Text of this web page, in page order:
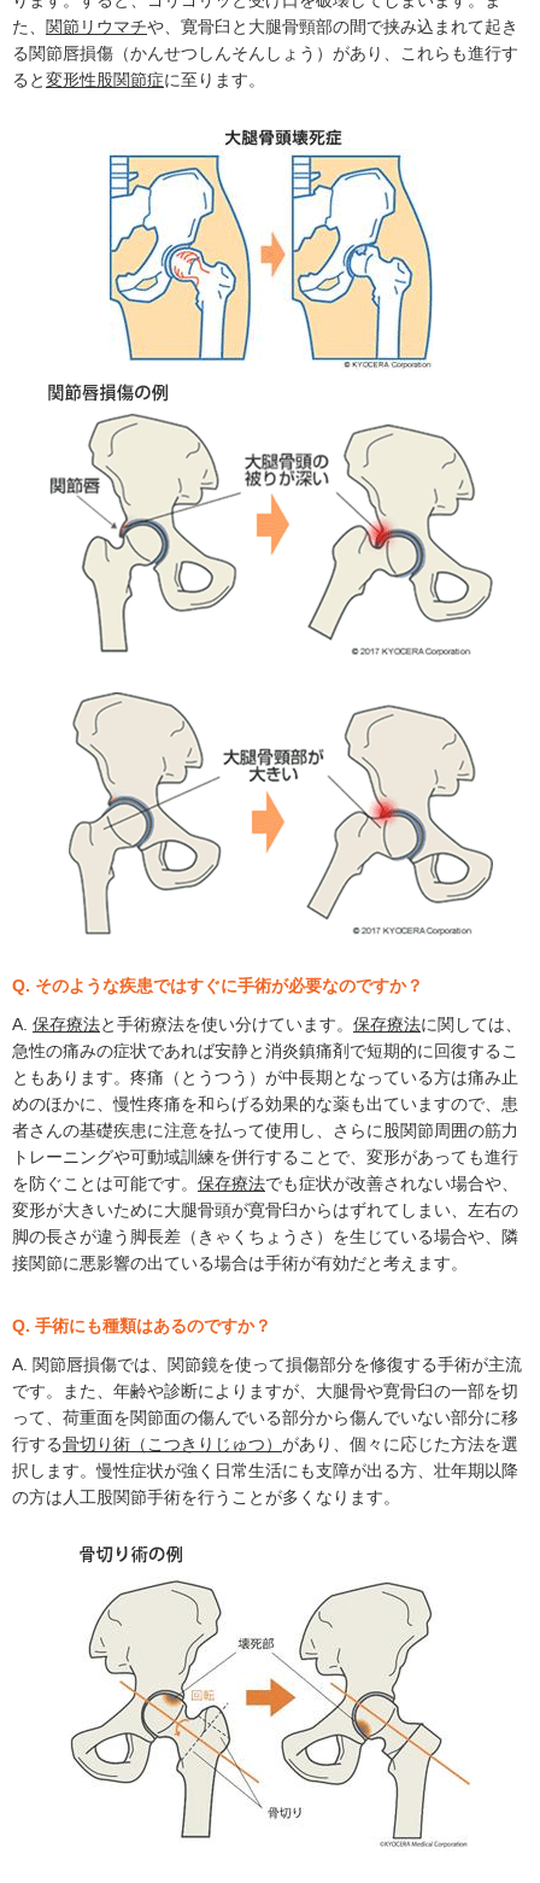
た、 関節リウマチや、寛骨臼と大腿骨頸部の間で挟み込まれて起き
る関節唇損傷（かんせつしんそんしょう）があり、これらも進行す
ると変形性股関節症に至ります。
Q. そのような疾患ではすぐに手術が必要なのですか？
A. 保存療法と手術療法を使い分けています。 保存療法に関しては、
急性の痛みの症状であれば安静と消炎鎮痛剤で短期的に回復するこ
ともあります。疼痛（とうつう）が中長期となっている方は痛み止
めのほかに、慢性疼痛を和らげる効果的な薬も出ていますので、患
者さんの基礎疾患に注意を払って使用し、さらに股関節周囲の筋力
トレーニングや可動域訓練を併行することで、変形があっても進行
を防ぐことは可能です。 保存療法でも症状が改善されない場合や、
変形が大きいために大腿骨頭が寛骨臼からはずれてしまい、左右の
脚の長さが違う脚長差（きゃくちょうさ）を生じている場合や、隣
接関節に悪影響の出ている場合は手術が有効だと考えます。
Q. 手術にも種類はあるのですか？
A. 関節唇損傷では、関節鏡を使って損傷部分を修復する手術が主流
です。また、年齢や診断によりますが、大腿骨や寛骨臼の一部を切
って、荷重面を関節面の傷んでいる部分から傷んでいない部分に移
行する骨切り術（こつきりじゅつ） があり、個々に応じた方法を選
択します。慢性症状が強く日常生活にも支障が出る方、壮年期以降
の方は人工股関節手術を行うことが多くなります。